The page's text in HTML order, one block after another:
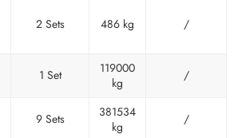
2 Sets 486 kg /
1 Set
119000
kg
/
9 Sets
381534
kg
/